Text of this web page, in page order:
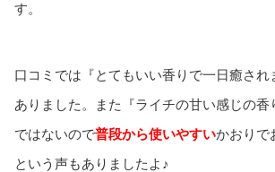
す。
口コミでは『とてもいい香りで一日癒され
ありました。また『ライチの甘い感じの香
ではないので普段から使いやすいかおりで
という声もありましたよ♪